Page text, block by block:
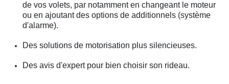
de vos volets, par notamment en changeant le moteur
ou en ajoutant des options de additionnels (système
d'alarme).
Des solutions de motorisation plus silencieuses.
Des avis d'expert pour bien choisir son rideau.